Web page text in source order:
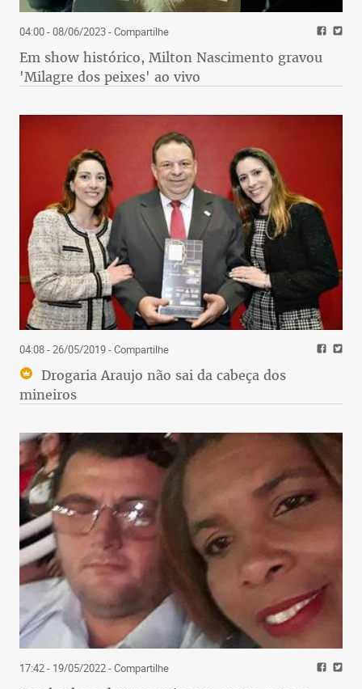
04:00 - 08/06/2023- Compartilhe
Em show histórico, Milton Nascimento gravou
'Milagre dos peixes' ao vivo
04:08 - 26/05/2019- Compartilhe
Drogaria Araujo não sai da cabeça dos
mineiros
17:42 - 19/05/2022- Compartilhe